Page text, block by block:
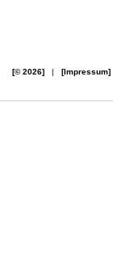
[© 2026] | [Impressum]